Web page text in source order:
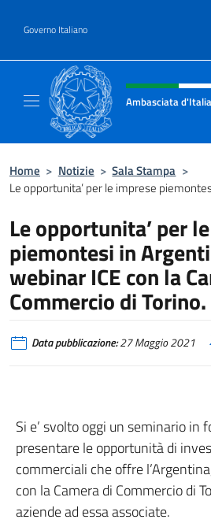
Governo Italiano
Intestazione sito,
Ambasciata
Home > Notizie > Sala Stampa >
Le opportunita’ per le imprese
Le opportunita’ per
piemontesi in
webinar ICE con la
Commercio di Torino.
Data pubblicazione:27 Maggio 2021
Si e’ svolto oggi un seminario in
presentare le opportunità di
commerciali che offre
con la Camera di Commercio di
aziende ad essa associate.